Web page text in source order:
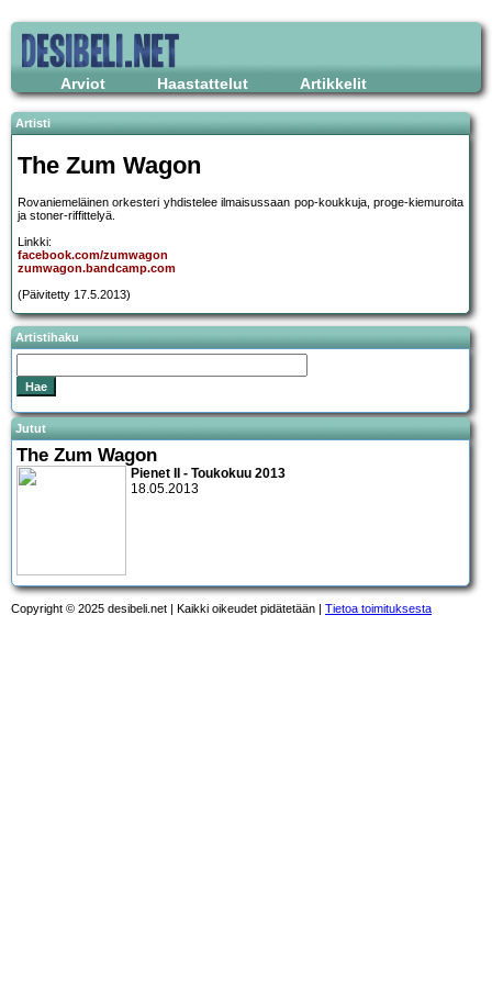
Arviot Haastattelut Artikkelit
Artisti
The Zum Wagon
Rovaniemeläinen orkesteri yhdistelee ilmaisussaan pop-koukkuja, proge-kiemuroita
ja stoner-riffittelyä.
Linkki:
facebook.com/zumwagon
zumwagon.bandcamp.com
(Päivitetty 17.5.2013)
Artistihaku
Jutut
The Zum Wagon
Pienet II - Toukokuu 2013
18.05.2013
Copyright © 2025 desibeli.net | Kaikki oikeudet pidätetään | Tietoa toimituksesta